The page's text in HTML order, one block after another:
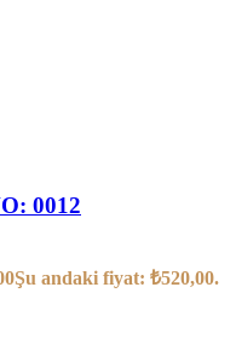
0012
Şu andaki fiyat: ₺520,00.